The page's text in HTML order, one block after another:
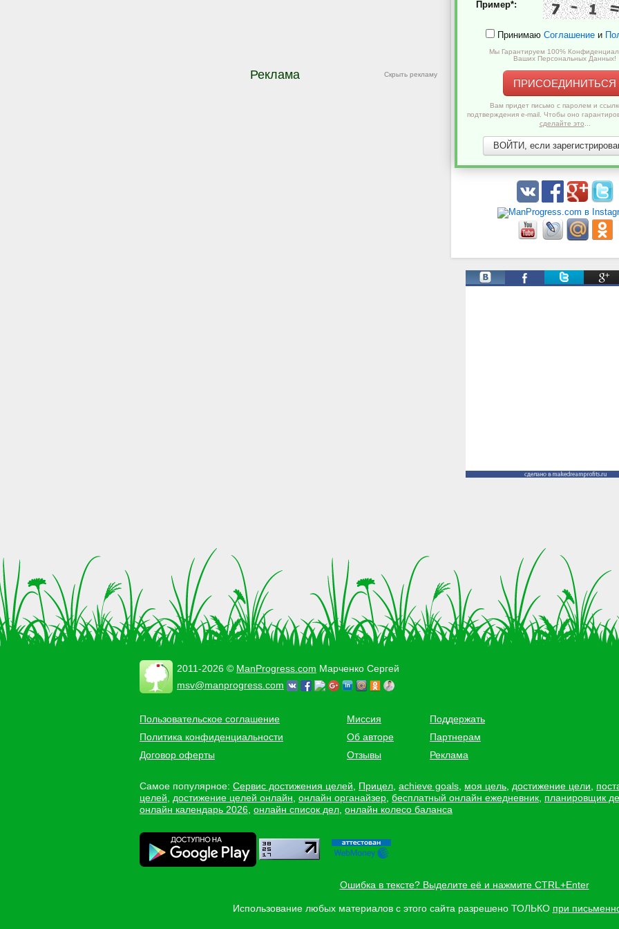
Скрыть рекламу
Реклама
Пример*:
Принимаю Соглашениеи
Мы Гарантируем 100%
Ваших Персональных Данных!
ПРИСОЕДИНИТЬСЯ
Вам придет письмо с паролем и
подтверждения e-mail. Чтобы оно
сделайте это
ВОЙТИ, если
2011-2026 © ManProgress.com Марченко Сергей
msv@manprogress.com
Пользовательское соглашение
Политика конфиденциальности
Договор оферты
Миссия
Об авторе
Отзывы
Поддержать
Партнерам
Реклама
Самое популярное: Сервис достижения целей Прицел achieve goals моя цель достижение цели
целей
достижение целей онлайн онлайн органайзер бесплатный онлайн ежедневник планировщик
онлайн календарь 2026 онлайн список дел онлайн колесо баланса
Ошибка в тексте? Выделите её и нажмите CTRL+Enter
Использование любых материалов с этого сайта разрешено ТОЛЬКО при